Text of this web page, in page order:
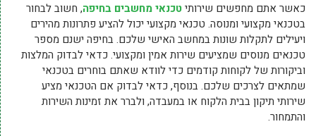
כאשר אתם מחפשים שירותיטכנאי מחשבים בחיפה, חשוב לבחור
בטכנאי מקצועי ומנוסה. טכנאי מקצועי יכול להציע פתרונות מהירים
ויעילים לתקלות שונות במחשב האישי שלכם. בחיפה ישנם מספר
טכנאים מנוסים שמציעים שירות אמין ומקצועי. כדאי לבדוק המלצות
וביקורות של לקוחות קודמים כדי לוודא שאתם בוחרים בטכנאי
שמתאים לצרכים שלכם. בנוסף, כדאי לבדוק אם הטכנאי מציע
שירותי תיקון בבית הלקוח או במעבדה, ולברר את זמינות השירות
והתמחור.